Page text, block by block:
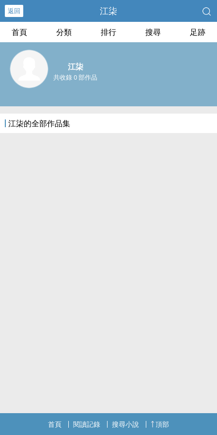
返回 江柒
首頁 分類 排行 搜尋 足跡
江柒
共收錄 0 部作品
江柒的全部作品集
首頁 閱讀記錄 搜尋小說 頂部